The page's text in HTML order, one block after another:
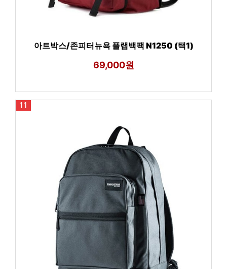
아트박스/존피터뉴욕 플랩백팩 N1250 (택1)
69,000원
11